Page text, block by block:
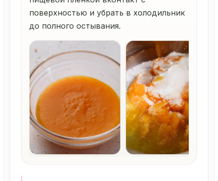
поверхностью и убрать в холодильник
до полного остывания.